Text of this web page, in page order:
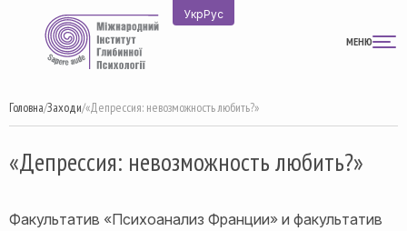
УкрРус
МЕНЮ
Головна/Заходи/«Депрессия: невозможность любить?»
«Депрессия: невозможность любить?»
Факультатив «Психоанализ Франции» и факультатив